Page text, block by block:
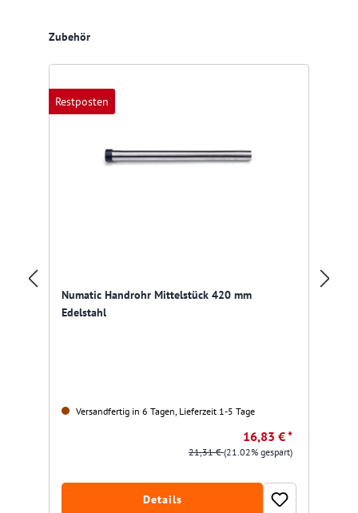
Produktgalerie überspringen
Zubehör
Restposten
Numatic Handrohr Mittelstück 420 mm
Edelstahl
Versandfertig in 6 Tagen, Lieferzeit 1-5 Tage
16,83 € *
21,31 €(21.02% gespart)
Details